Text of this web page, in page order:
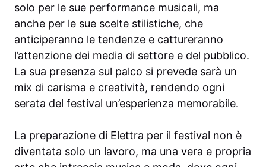
solo per le sue performance musicali, ma
anche per le sue scelte stilistiche, che
anticiperanno le tendenze e cattureranno
l’attenzione dei media di settore e del pubblico.
La sua presenza sul palco si prevede sarà un
mix di carisma e creatività, rendendo ogni
serata del festival un’esperienza memorabile.
La preparazione di Elettra per il festival non è
diventata solo un lavoro, ma una vera e propria